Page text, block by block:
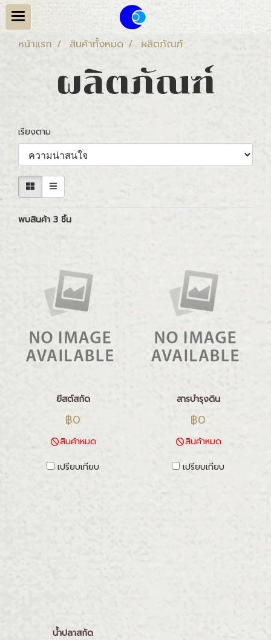
หน้าแรก สินค้าทั้งหมด ผลิตภัณฑ์
ผลิตภัณฑ์
เรียงตาม
พบสินค้า 3 ชิ้น
ยีสต์สกัด
฿0
สินค้าหมด
เปรียบเทียบ
สารบำรุงดิน
฿0
สินค้าหมด
เปรียบเทียบ
น้ำปลาสกัด